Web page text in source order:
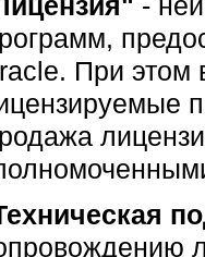
При этом